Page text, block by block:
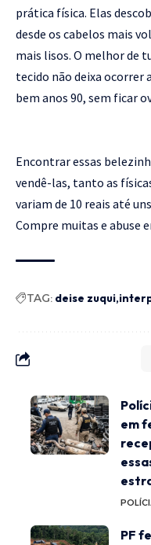
prática física. Elas
desde os cabelos mais
mais lisos. O melhor de
tecido não deixa ocorrer
bem anos 90, sem ficar
Encontrar essas
vendê-las, tanto as
variam de 10 reais até
Compre muitas e abuse
TAG: deise zuqui
em
PF